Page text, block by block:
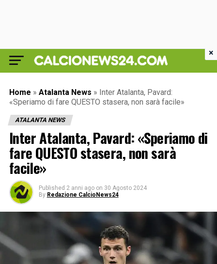
Home » Atalanta News » Inter Atalanta, Pavard:
«Speriamo di fare QUESTO stasera, non sarà facile»
ATALANTA NEWS
Inter Atalanta, Pavard: «Speriamo di
fare QUESTO stasera, non sarà
facile»
Published 2 anni ago on 30 Agosto 2024
By Redazione CalcioNews24
×